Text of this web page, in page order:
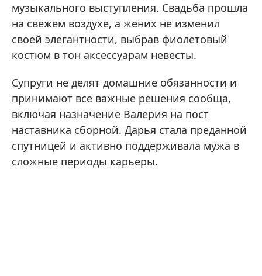
музыкального выступления. Свадьба прошла
на свежем воздухе, а жених не изменил
своей элегантности, выбрав фиолетовый
костюм в тон аксессуарам невесты.
Супруги не делят домашние обязанности и
принимают все важные решения сообща,
включая назначение Валерия на пост
наставника сборной. Дарья стала преданной
спутницей и активно поддерживала мужа в
сложные периоды карьеры.